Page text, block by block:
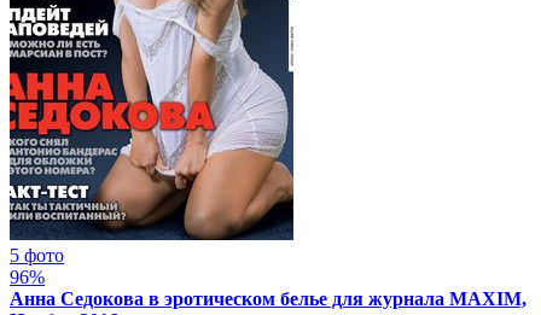
5 фото
96%
Анна Седокова в эротическом белье для журнала MAXIM,